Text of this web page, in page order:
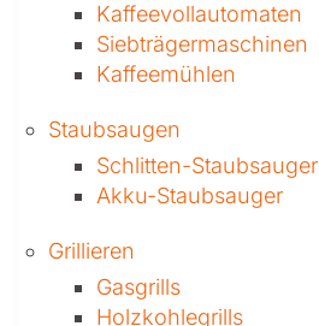
Kaffeevollautomaten
Siebträgermaschinen
Kaffeemühlen
Staubsaugen
Schlitten-Staubsauger
Akku-Staubsauger
Grillieren
Gasgrills
Holzkohlegrills